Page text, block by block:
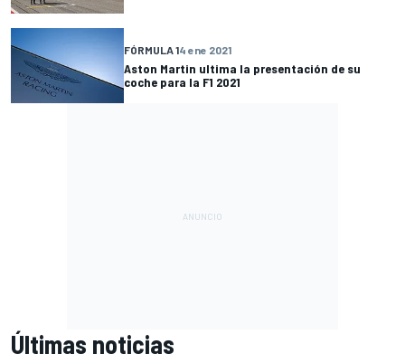
FÓRMULA 14 ene 2021
Aston Martin ultima la presentación de su
coche para la F1 2021
Últimas noticias